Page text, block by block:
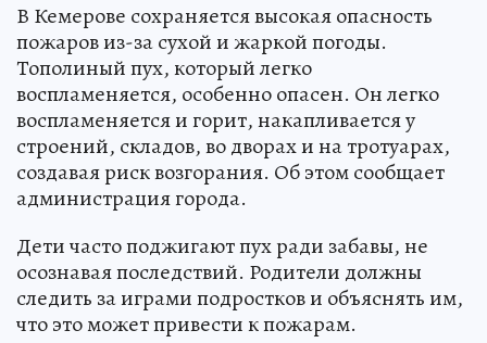
В Кемерове сохраняется высокая опасность
пожаров из-за сухой и жаркой погоды.
Тополиный пух, который легко
воспламеняется, особенно опасен. Он легко
воспламеняется и горит, накапливается у
строений, складов, во дворах и на тротуарах,
создавая риск возгорания. Об этом сообщает
администрация города.
Дети часто поджигают пух ради забавы, не
осознавая последствий. Родители должны
следить за играми подростков и объяснять им,
что это может привести к пожарам.